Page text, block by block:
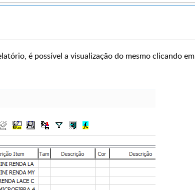
é possível a visualização do mesmo clicando em